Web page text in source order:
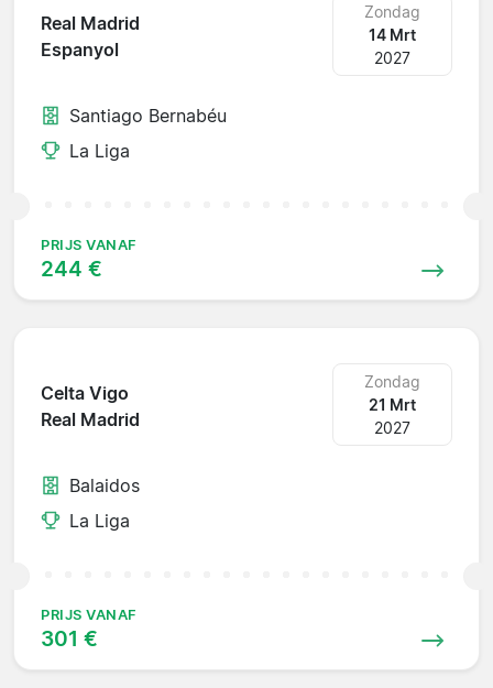
Real Madrid
Espanyol
Zondag
14 Mrt
2027
Santiago Bernabéu
La Liga
PRIJS VANAF
244 €
Celta Vigo
Real Madrid
Zondag
21 Mrt
2027
Balaidos
La Liga
PRIJS VANAF
301 €